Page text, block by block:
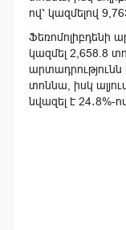
ով՝ կազմելով
Ֆեռոմոլիբդենի
կազմել 2,658.8
արտադրությունն
տոննա, իսկ
նվազել է 24․8%-